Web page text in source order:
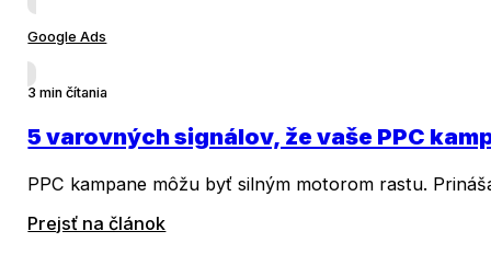
Google Ads
3 min čítania
5 varovných signálov, že vaše PPC
PPC kampane môžu byť silným motorom rastu.
Prejsť na článok